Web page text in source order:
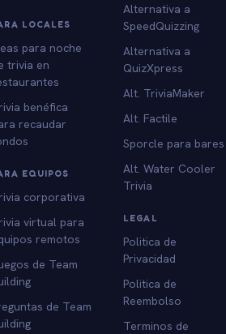
LOCALES
para noche
trivia en
benéfica
recaudar
EQUIPOS
corporativa
virtual para
remotos
de Team
de Team
Alternativa a
SpeedQuizzing
Alternativa a
QuizXpress
Alt. TriviaMaker
Alt. Factile
Sporcle para bares
Alt. Water Cooler
Trivia
LEGAL
Politica de
Privacidad
Politica de
Reembolso
Terminos de